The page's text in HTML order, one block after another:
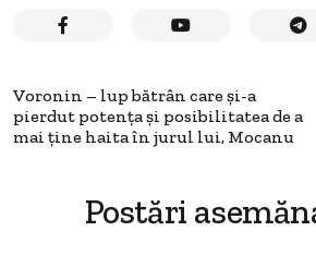
Voronin – lup bătrân care şi-a
pierdut potenţa şi posibilitatea de a
mai ţine haita în jurul lui, Mocanu
Postări